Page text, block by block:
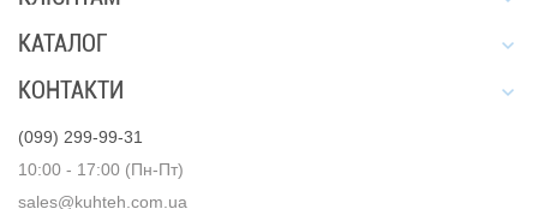
КАТАЛОГ
КОНТАКТИ
(099) 299-99-31
10:00 - 17:00 (Пн-Пт)
sales@kuhteh.com.ua